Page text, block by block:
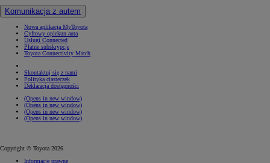
Komunikacja z autem
Nowa aplikacja MyToyota
Cyfrowy opiekun auta
Usługi Connected
Płatne subskrypcje
Toyota Connectivity Match
Skontaktuj się z nami
Polityka ciasteczek
Deklaracja dostępności
(Opens in new window)
(Opens in new window)
(Opens in new window)
(Opens in new window)
Copyright © Toyota 2026
Informacje prawne